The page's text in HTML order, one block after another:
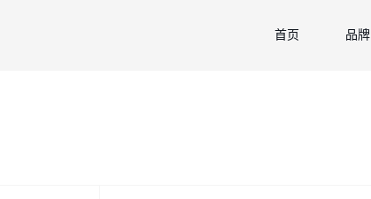
首页 品牌